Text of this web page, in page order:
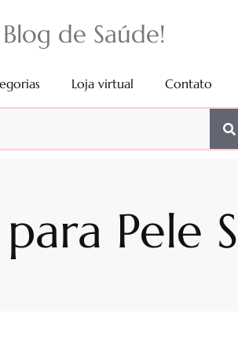
de Saúde!
Loja virtual Contato
Pele